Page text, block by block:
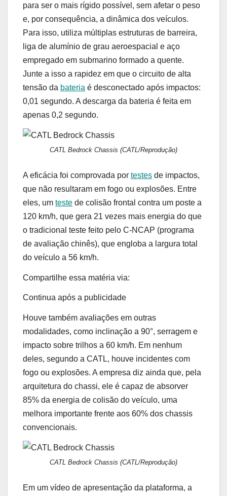
para ser o mais rígido possível, sem afetar o peso
e, por consequência, a dinâmica dos veículos.
Para isso, utiliza múltiplas estruturas de barreira,
liga de alumínio de grau aeroespacial e aço
empregado em submarino formado a quente.
Junte a isso a rapidez em que o circuito de alta
tensão da bateria é desconectado após impactos:
0,01 segundo. A descarga da bateria é feita em
apenas 0,2 segundo.
CATL Bedrock Chassis (CATL/Reprodução)
A eficácia foi comprovada por testes de impactos,
que não resultaram em fogo ou explosões. Entre
eles, um teste de colisão frontal contra um poste a
120 km/h, que gera 21 vezes mais energia do que
o tradicional teste feito pelo C-NCAP (programa
de avaliação chinês), que engloba a largura total
do veículo a 56 km/h.
Compartilhe essa matéria via:
Continua após a publicidade
Houve também avaliações em outras
modalidades, como inclinação a 90°, serragem e
impacto sobre trilhos a 60 km/h. Em nenhum
deles, segundo a CATL, houve incidentes com
fogo ou explosões. A empresa diz ainda que, pela
arquitetura do chassi, ele é capaz de absorver
85% da energia de colisão do veículo, uma
melhora importante frente aos 60% dos chassis
convencionais.
CATL Bedrock Chassis (CATL/Reprodução)
Em um vídeo de apresentação da plataforma, a